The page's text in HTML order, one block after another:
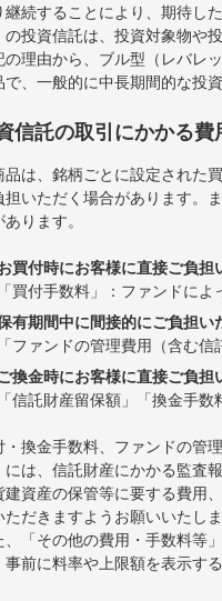
継続することにより、期待し
の投資信託は、投資対象物や
の理由から、ブル型（レバレ
で、一般的に中長期間的な投
信託の取引にかかる費
品は、銘柄ごとに設定された
担いただく場合があります。
ります。
買付時にお客様に直接ご負担
「買付手数料」：ファンドに
有期間中に間接的にご負担い
「ファンドの管理費用（含む
換金時にお客様に直接ご負担
「信託財産留保額」「換金手
・換金手数料、ファンドの管
には、信託財産にかかる監査
建資産の保管等に要する費用
ただきますようお願いいたし
、「その他の費用・手数料等
事前に料率や上限額を表示す